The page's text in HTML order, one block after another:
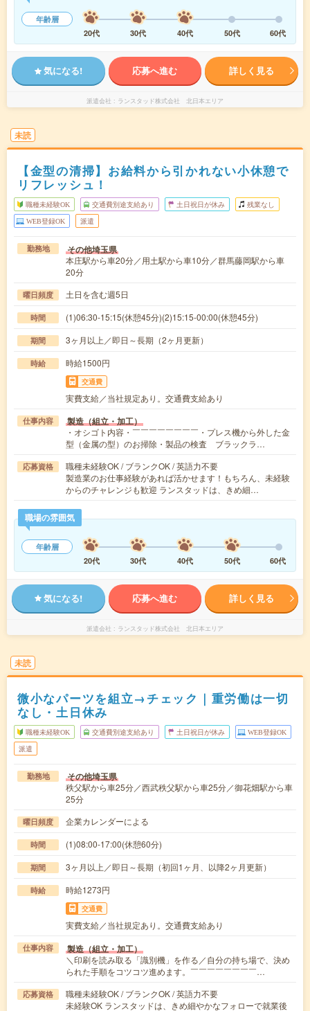
年齢層
20代
30代 40代 50代 60代
気になる! 応募へ進む 詳しく見る
派遣会社 ランスタッド株式会社 北日本エリア
未読
【金型の清掃】お給料から引かれない小休憩で
リフレッシュ！
職種未経験OK 交通費別途支給あり 土日祝日が休み 残業なし
WEB登録OK 派遣
勤務地 その他埼玉県
本庄駅から車20分／用土駅から車10分／群馬藤岡駅から車
20分
曜日頻度 土日を含む週5日
時間 (1)06:30-15:15(休憩45分)(2)15:15-00:00(休憩45分)
期間 3ヶ月以上／即日～長期（2ヶ月更新）
時給 時給1500円
交通費
実費支給／当社規定あり。交通費支給あり
仕事内容 製造（組立・加工）
・オシゴト内容・￣￣￣￣￣￣￣￣・プレス機から外した金
型（金属の型）のお掃除・製品の検査 ブラックラ…
応募資格
職種未経験OK / ブランクOK / 英語力不要
製造業のお仕事経験があれば活かせます！もちろん、未経験
からのチャレンジも歓迎 ランスタッドは、きめ細…
職場の雰囲気
年齢層
20代
30代 40代 50代 60代
気になる! 応募へ進む 詳しく見る
派遣会社 ランスタッド株式会社 北日本エリア
未読
微小なパーツを組立→チェック｜重労働は一切
なし・土日休み
職種未経験OK 交通費別途支給あり 土日祝日が休み WEB登録OK
派遣
勤務地 その他埼玉県
秩父駅から車25分／西武秩父駅から車25分／御花畑駅から車
25分
曜日頻度 企業カレンダーによる
時間 (1)08:00-17:00(休憩60分)
期間 3ヶ月以上／即日～長期（初回1ヶ月、以降2ヶ月更新）
時給 時給1273円
交通費
実費支給／当社規定あり。交通費支給あり
仕事内容 製造（組立・加工）
＼印刷を読み取る「識別機」を作る／自分の持ち場で、決め
られた手順をコツコツ進めます。￣￣￣￣￣￣￣￣…
応募資格
職種未経験OK / ブランクOK / 英語力不要
未経験OK ランスタッドは、きめ細やかなフォローで就業後